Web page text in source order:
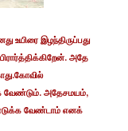
உயிரை இழந்திருப்பது
அதே
வேண்டும். அதேசமயம்,
எடுக்க வேண்டாம் எனக்